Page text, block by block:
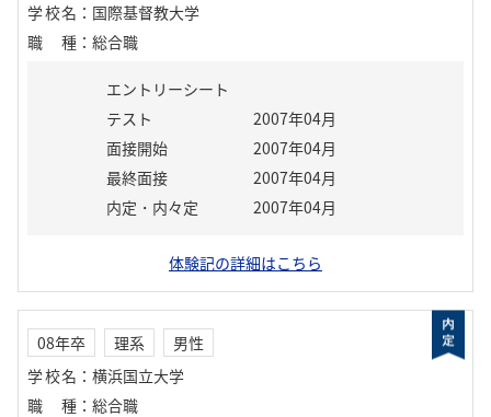
学校名 ： 国際基督教大学
職種 ： 総合職
エントリーシート
テスト
2007年04月
面接開始
2007年04月
最終面接
2007年04月
内定・内々定
2007年04月
体験記の詳細はこちら
08年卒 理系
男性
学校名 ： 横浜国立大学
職種 ： 総合職